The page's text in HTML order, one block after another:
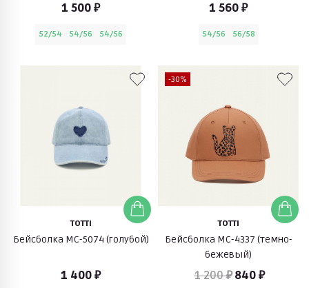
1 500 ₽
52/54 54/56 54/56
1 560 ₽
54/56 56/58
TOTTI
Бейсболка МС-5074 (голубой)
1 400 ₽
-30%
TOTTI
Бейсболка МС-4337 (темно-
бежевый)
1 200 ₽ 840 ₽